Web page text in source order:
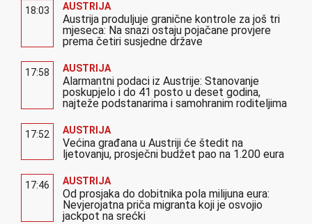
18:03 AUSTRIJA
Austrija produljuje granične kontrole za još tri
mjeseca: Na snazi ostaju pojačane provjere
prema četiri susjedne države
17:58 AUSTRIJA
Alarmantni podaci iz Austrije: Stanovanje
poskupjelo i do 41 posto u deset godina,
najteže podstanarima i samohranim roditeljima
17:52 AUSTRIJA
Većina građana u Austriji će štedit na
ljetovanju, prosječni budžet pao na 1.200 eura
17:46 AUSTRIJA
Od prosjaka do dobitnika pola milijuna eura:
Nevjerojatna priča migranta koji je osvojio
jackpot na srećki